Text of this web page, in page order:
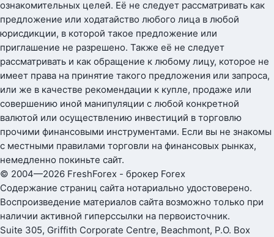
ознакомительных целей. Её не следует рассматривать как
предложение или ходатайство любого лица в любой
юрисдикции, в которой такое предложение или
приглашение не разрешено. Также её не следует
рассматривать и как обращение к любому лицу, которое не
имеет права на принятие такого предложения или запроса,
или же в качестве рекомендации к купле, продаже или
совершению иной манипуляции с любой конкретной
валютой или осуществлению инвестиций в торговлю
прочими финансовыми инструментами. Если вы не знакомы
с местными правилами торговли на финансовых рынках,
немедленно покиньте сайт.
© 2004—2026 FreshForex - брокер Forex
Содержание страниц сайта нотариально удостоверено.
Воспроизведение материалов сайта возможно только при
наличии активной гиперссылки на первоисточник.
Suite 305, Griffith Corporate Centre, Beachmont, P.O. Box